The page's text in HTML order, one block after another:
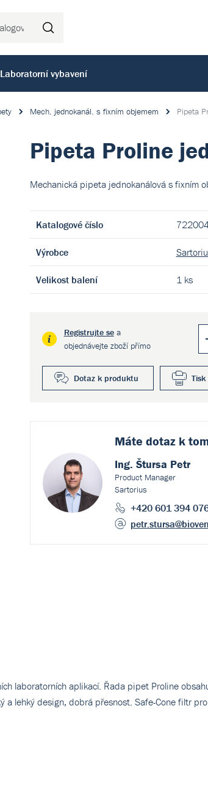
Laboratorní vybavení
Mech. jednokanál. s fixním objemem Pipeta
Pipeta Proline
Mechanická pipeta jednokanálová s fixním
Katalogové číslo
Výrobce
Velikost balení 1 ks
Registrujte sea
objednávejte zboží přímo
Dotaz k produktu
Máte dotaz k
Ing. Štursa Petr
Product Manager
Sartorius
+420 601 394
petr.stursa
laboratorních aplikací. Řada pipet Proline
a lehký design, dobrá přesnost. Safe-Cone filtr